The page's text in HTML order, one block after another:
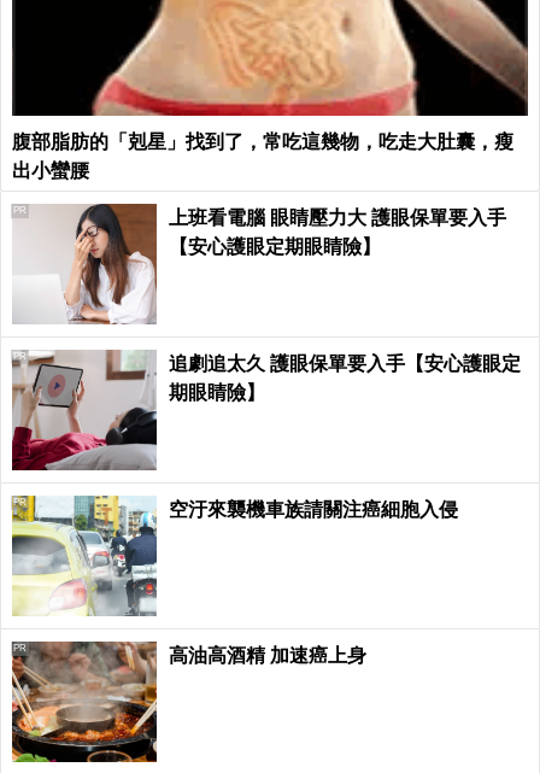
腹部脂肪的「剋星」找到了，常吃這幾物，吃走大肚囊，瘦
出小蠻腰
上班看電腦 眼睛壓力大 護眼保單要入手
【安心護眼定期眼睛險】
PR
追劇追太久 護眼保單要入手【安心護眼定
期眼睛險】
PR
空汙來襲機車族請關注癌細胞入侵
PR
高油高酒精 加速癌上身
PR